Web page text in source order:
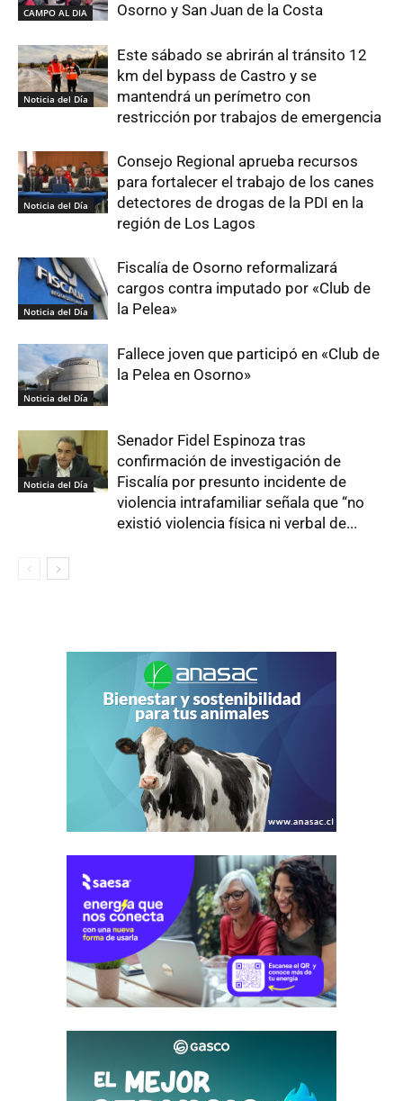
CAMPO AL DIA
Osorno y San Juan de la Costa
Noticia del Día
Este sábado se abrirán al tránsito 12
km del bypass de Castro y se
mantendrá un perímetro con
restricción por trabajos de emergencia
Noticia del Día
Consejo Regional aprueba recursos
para fortalecer el trabajo de los canes
detectores de drogas de la PDI en la
región de Los Lagos
Noticia del Día
Fiscalía de Osorno reformalizará
cargos contra imputado por «Club de
la Pelea»
Noticia del Día
Fallece joven que participó en «Club de
la Pelea en Osorno»
Noticia del Día
Senador Fidel Espinoza tras
confirmación de investigación de
Fiscalía por presunto incidente de
violencia intrafamiliar señala que “no
existió violencia física ni verbal de...